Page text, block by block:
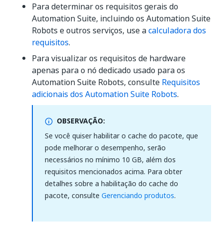
Para determinar os requisitos gerais do
Automation Suite, incluindo os Automation Suite
Robots e outros serviços, use acalculadora dos
requisitos.
Para visualizar os requisitos de hardware
apenas para o nó dedicado usado para os
Automation Suite Robots, consulte Requisitos
adicionais dos Automation Suite Robots.
OBSERVAÇÃO:
Se você quiser habilitar o cache do pacote, que
pode melhorar o desempenho, serão
necessários no mínimo 10 GB, além dos
requisitos mencionados acima. Para obter
detalhes sobre a habilitação do cache do
pacote, consulte Gerenciando produtos.